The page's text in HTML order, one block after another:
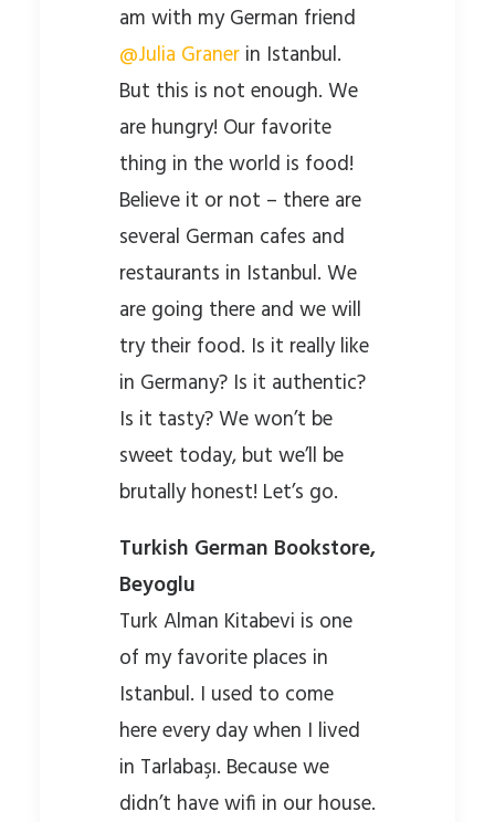
am with my German friend
@Julia Graner in Istanbul.
But this is not enough. We
are hungry! Our favorite
thing in the world is food!
Believe it or not – there are
several German cafes and
restaurants in Istanbul. We
are going there and we will
try their food. Is it really like
in Germany? Is it authentic?
Is it tasty? We won’t be
sweet today, but we’ll be
brutally honest! Let’s go.
Turkish German Bookstore,
Beyoglu
Turk Alman Kitabevi is one
of my favorite places in
Istanbul. I used to come
here every day when I lived
in Tarlabaşı. Because we
didn’t have wifi in our house.